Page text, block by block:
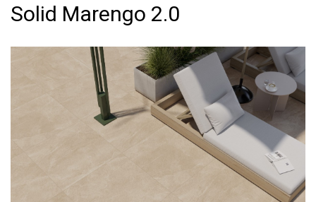
Solid Marengo 2.0